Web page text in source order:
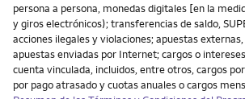
persona a persona, monedas digitales [en la
y giros electrónicos); transferencias de saldo,
acciones ilegales y violaciones; apuestas
apuestas enviadas por Internet; cargos o
cuenta vinculada, incluidos, entre otros, cargos
por pago atrasado y cuotas anuales o cargos